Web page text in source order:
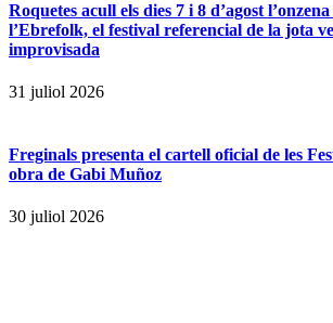
Roquetes acull els dies 7 i 8 d’agost
l’Ebrefolk, el festival referencial de la jota
improvisada
31 juliol 2026
Freginals presenta el cartell oficial de les
obra de Gabi Muñoz
30 juliol 2026